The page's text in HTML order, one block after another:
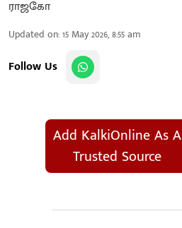
Updated on:15 May 2026, 8:55 am
Follow Us
Add KalkiOnline As A
Trusted Source